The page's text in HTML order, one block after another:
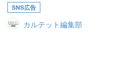
代理店の乗り換えをお考えの方
SNS広告
カルテット編集部